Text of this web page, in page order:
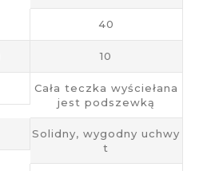
40
10
Cała teczka wyściełana
jest podszewką
Solidny, wygodny uchwy
t